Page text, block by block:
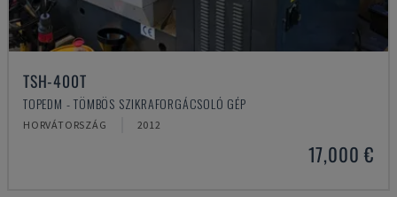
TSH-400T
TOPEDM - TÖMBÖS SZIKRAFORGÁCSOLÓ GÉP
HORVÁTORSZÁG 2012
17,000 €